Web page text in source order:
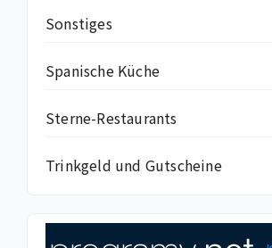
Sonstiges
Spanische Küche
Sterne-Restaurants
Trinkgeld und Gutscheine